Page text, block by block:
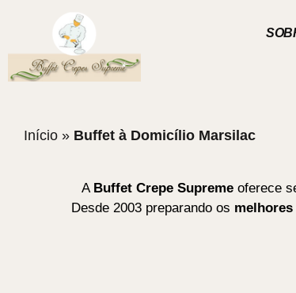
Início » Buffet à Domicílio Marsilac
A Buffet Crepe Supremeoferece
Desde 2003 preparando os